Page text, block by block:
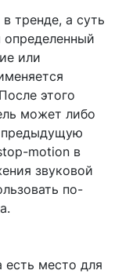
тренде, а суть
определенный
или
этого
может либо
предыдущую
motion в
звуковой
по-
есть место для